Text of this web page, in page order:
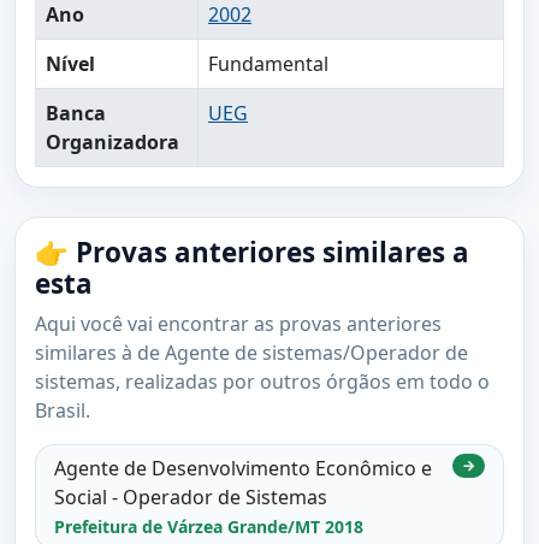
Ano
2002
Nível
Fundamental
Banca
Organizadora
UEG
👉 Provas anteriores similares a
esta
Aqui você vai encontrar as provas anteriores
similares à de Agente de sistemas/Operador de
sistemas, realizadas por outros órgãos em todo o
Brasil.
Agente de Desenvolvimento Econômico e
Social - Operador de Sistemas
Prefeitura de Várzea Grande/MT 2018
→